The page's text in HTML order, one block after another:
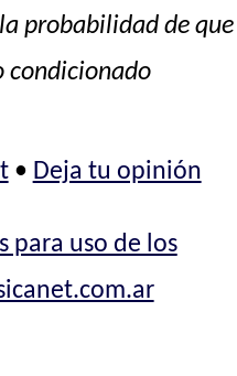
probabilidad de que
condicionado
• Deja tu opinión
para uso de los